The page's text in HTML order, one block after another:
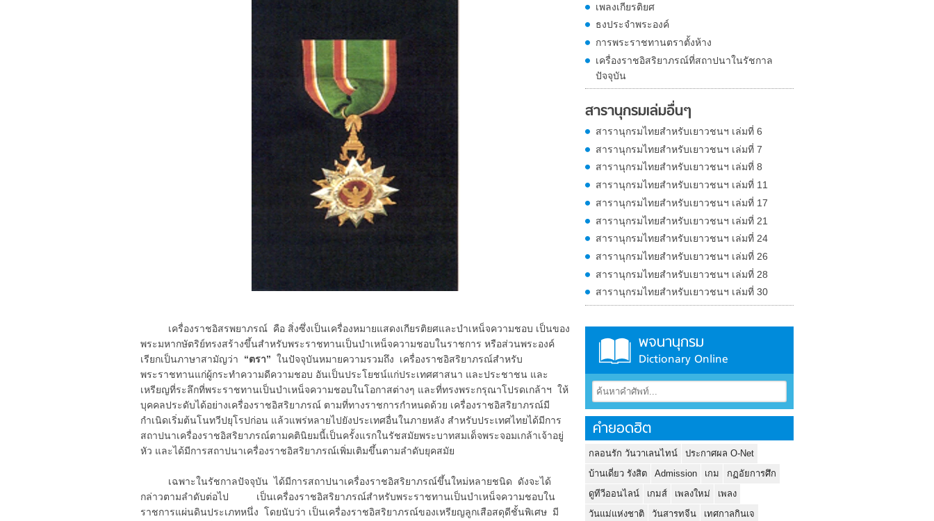
เครื่องราชอิสรพยาภรณ์ คือ สิ่งซึ่งเป็นเครื่องหมายแสดงเกียรติยศและบำเหน็จความชอบ เป็นของ
พระมหากษัตริย์ทรงสร้างขึ้นสำหรับพระราชทานเป็นบำเหน็จความชอบในราชการ หรือส่วนพระองค์
เรียกเป็นภาษาสามัญว่า “ตรา” ในปัจจุบันหมายความรวมถึง เครื่องราชอิสริยาภรณ์สำหรับ
พระราชทานแก่ผู้กระทำความดีความชอบ อันเป็นประโยชน์แก่ประเทศศาสนา และประชาชน และ
เหรียญที่ระลึกที่พระราชทานเป็นบำเหน็จความชอบในโอกาสต่างๆ และที่ทรงพระกรุณาโปรดเกล้าฯ ให้
บุคคลประดับได้อย่างเครื่องราชอิสริยาภรณ์ ตามที่ทางราชการกำหนดด้วย เครื่องราชอิสริยาภรณ์มี
กำเนิดเริ่มต้นโนทวีปยุโรปก่อน แล้วแพร่หลายไปยังประเทศอื่นในภายหลัง สำหรับประเทศไทยได้มีการ
สถาปนาเครื่องราชอิสริยาภรณ์ตามคตินิยมนี้เป็นครั้งแรกในรัชสมัยพระบาทสมเด็จพระจอมเกล้าเจ้าอยู่
หัว และได้มีการสถาปนาเครื่องราชอิสริยาภรณ์เพิ่มเติมขึ้นตามลำดับยุคสมัย
เฉพาะในรัชกาลปัจจุบัน ได้มีการสถาปนาเครื่องราชอิสริยาภรณ์ขึ้นใหม่หลายชนิด ดังจะได้
กล่าวตามลำดับต่อไป เป็นเครื่องราชอิสริยาภรณ์สำหรับพระราชทานเป็นบำเหน็จความชอบใน
ราชการแผ่นดินประเภทหนึ่ง โดยนับว่า เป็นเครื่องราชอิสริยาภรณ์ของเหรียญลูกเสือสดุดีชั้นพิเศษ มี
เพลงเกียรติยศ
ธงประจำพระองค์
การพระราชทานตราตั้งห้าง
เครื่องราชอิสริยาภรณ์ที่สถาปนาในรัชกาล
ปัจจุบัน
สารานุกรมเล่มอื่นๆ
สารานุกรมไทยสำหรับเยาวชนฯ เล่มที่ 6
สารานุกรมไทยสำหรับเยาวชนฯ เล่มที่ 7
สารานุกรมไทยสำหรับเยาวชนฯ เล่มที่ 8
สารานุกรมไทยสำหรับเยาวชนฯ เล่มที่ 11
สารานุกรมไทยสำหรับเยาวชนฯ เล่มที่ 17
สารานุกรมไทยสำหรับเยาวชนฯ เล่มที่ 21
สารานุกรมไทยสำหรับเยาวชนฯ เล่มที่ 24
สารานุกรมไทยสำหรับเยาวชนฯ เล่มที่ 26
สารานุกรมไทยสำหรับเยาวชนฯ เล่มที่ 28
สารานุกรมไทยสำหรับเยาวชนฯ เล่มที่ 30
พจนานุกรม
Dictionary Online
คำยอดฮิต
กลอนรัก วันวาเลนไทน์
ประกาศผล O-Net
บ้านเดี่ยว รังสิต
Admission เกม
กฏอัยการศึก
ดูทีวีออนไลน์
เกมส์ เพลงใหม่
เพลง
วันแม่แห่งชาติ
วันสารทจีน
เทศกาลกินเจ